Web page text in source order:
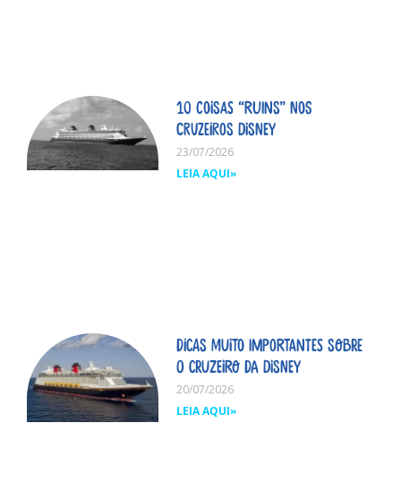
10 coisas “ruins” nos
cruzeiros Disney
23/07/2026
LEIA AQUI»
Dicas MUITO importantes sobre
o cruzeiro da Disney
20/07/2026
LEIA AQUI»